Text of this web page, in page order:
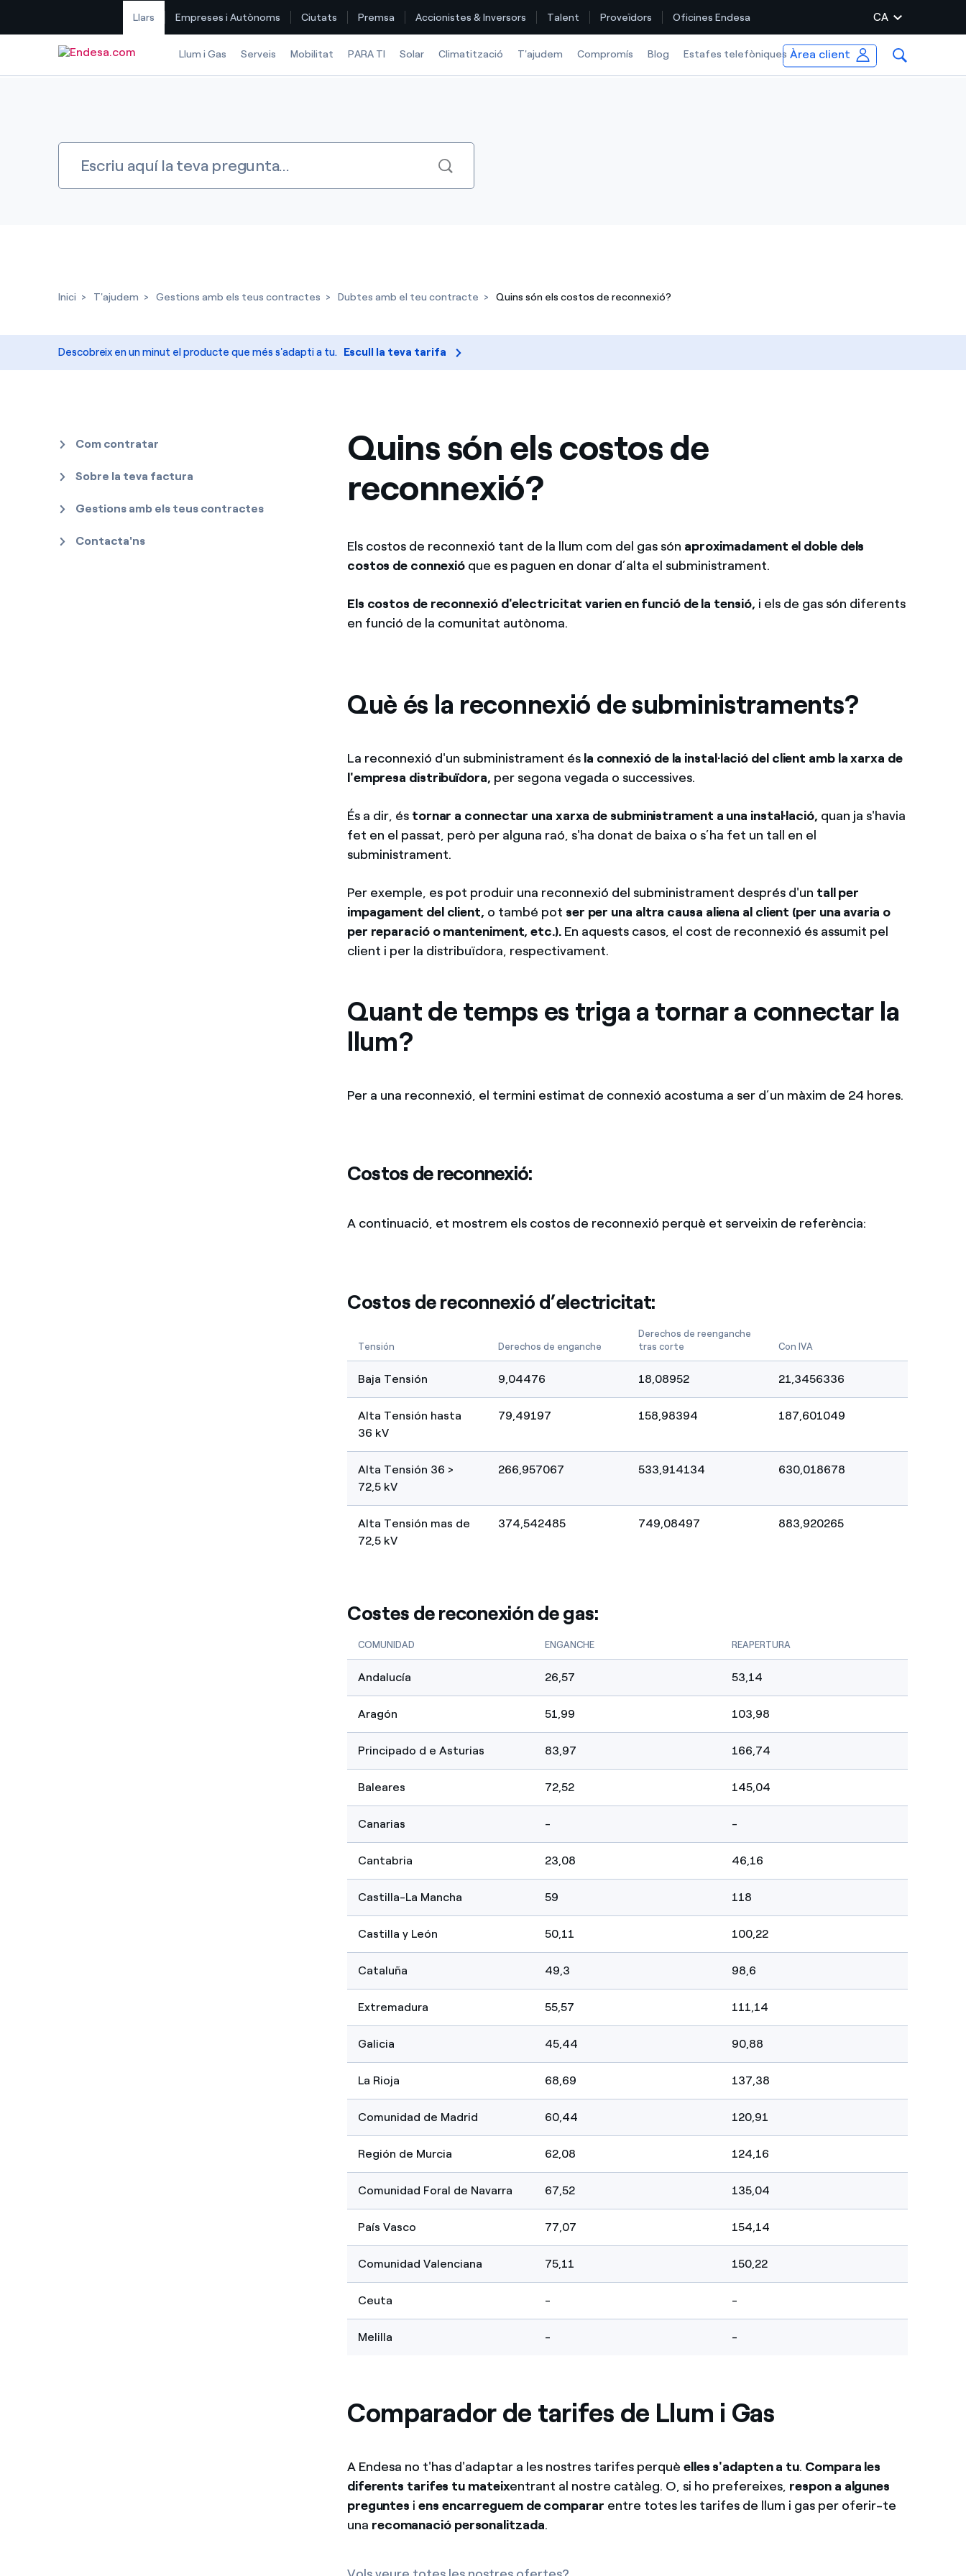
Llars Empreses i Autònoms Ciutats Premsa Accionistes & Inversors Talent Proveïdors Oficines Endesa CA
Llum i Gas Serveis Mobilitat PARA TI Solar Climatització T'ajudem Compromís Blog Estafes telefòniques Àrea client
Compara les nostres tarifes d’empresa i estalvia
Has rebut una oferta per canviar de companyia?
Gestiones diverses comunitats de propietaris?
Inici T'ajudem Gestions amb els teus contractes Dubtes amb el teu contracte Quins són els costos de reconnexió?
Descobreix en un minut el producte que més s'adapti a tu. Escull la teva tarifa
Com contratar
Sobre la teva factura
Gestions amb els teus contractes
Contacta'ns
Quins són els costos de
reconnexió?
Els costos de reconnexió tant de la llum com del gas són aproximadament el doble dels
costos de connexió que es paguen en donar d’alta el subministrament.
Els costos de reconnexió d'electricitat varien en funció de la tensió, i els de gas són diferents
en funció de la comunitat autònoma.
Què és la reconnexió de subministraments?
La reconnexió d'un subministrament és la connexió de la instal·lació del client amb la xarxa de
l'empresa distribuïdora, per segona vegada o successives.
És a dir, és tornar a connectar una xarxa de subministrament a una instal·lació, quan ja s'havia
fet en el passat, però per alguna raó, s'ha donat de baixa o s’ha fet un tall en el
subministrament.
Per exemple, es pot produir una reconnexió del subministrament després d'un tall per
impagament del client, o també pot ser per una altra causa aliena al client (per una avaria o
per reparació o manteniment, etc.).En aquests casos, el cost de reconnexió és assumit pel
client i per la distribuïdora, respectivament.
Quant de temps es triga a tornar a connectar la
llum?
Per a una reconnexió, el termini estimat de connexió acostuma a ser d’un màxim de 24 hores.
Costos de reconnexió:
A continuació, et mostrem els costos de reconnexió perquè et serveixin de referència:
Costos de reconnexió d’electricitat:
Tensión Derechos de enganche
Derechos de reenganche
tras corte
Con IVA
Baja Tensión 9,04476 18,08952 21,3456336
Alta Tensión hasta
36 kV
79,49197 158,98394 187,601049
Alta Tensión 36 >
72,5 kV
266,957067 533,914134 630,018678
Alta Tensión mas de
72,5 kV
374,542485 749,08497 883,920265
Costes de reconexión de gas:
COMUNIDAD ENGANCHE REAPERTURA
Andalucía 26,57 53,14
Aragón 51,99 103,98
Principado d e Asturias 83,97 166,74
Baleares 72,52 145,04
Canarias - -
Cantabria 23,08 46,16
Castilla-La Mancha 59 118
Castilla y León 50,11 100,22
Cataluña 49,3 98,6
Extremadura 55,57 111,14
Galicia 45,44 90,88
La Rioja 68,69 137,38
Comunidad de Madrid 60,44 120,91
Región de Murcia 62,08 124,16
Comunidad Foral de Navarra 67,52 135,04
País Vasco 77,07 154,14
Comunidad Valenciana 75,11 150,22
Ceuta - -
Melilla - -
Comparador de tarifes de Llum i Gas
A Endesa no t'has d'adaptar a les nostres tarifes perquè elles s'adapten a tu. Compara les
diferents tarifes tu mateixentrant al nostre catàleg. O, si ho prefereixes, respon a algunes
preguntes iens encarreguem de comparar entre totes les tarifes de llum i gas per oferir-te
una recomanació personalitzada.